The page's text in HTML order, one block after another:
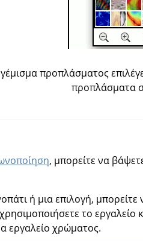
γέμισμα προπλάσματος
προπλάσματα
, μπορείτε να
ή μια επιλογή,
το
εργαλείο χρώματος.